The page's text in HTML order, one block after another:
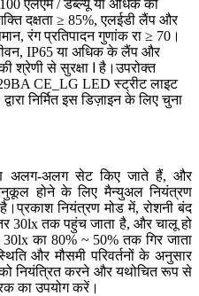
एलएम / डब्ल्यू या अधिक की
दक्षता ≥ 85%, एलईडी लैंप और
रंग प्रतिपादन गुणांक रा ≥ 70।
IP65 या अधिक के लैंप और
श्रेणी से सुरक्षा Ⅰ है।उपरोक्त
CE_LG LED स्ट्रीट लाइट
निर्मित इस डिज़ाइन के लिए चुना
अलग-अलग सेट किए जाते हैं, और
होने के लिए मैन्युअल नियंत्रण
नियंत्रण मोड में, रोशनी बंद
30lx तक पहुंच जाता है, और चालू हो
का 80% ~ 50% तक गिर जाता
और मौसमी परिवर्तनों के अनुसार
नियंत्रित करने और यथोचित रूप से
का उपयोग करें।